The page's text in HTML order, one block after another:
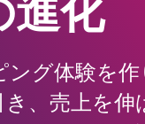
進化
グ体験を作
、売上を伸